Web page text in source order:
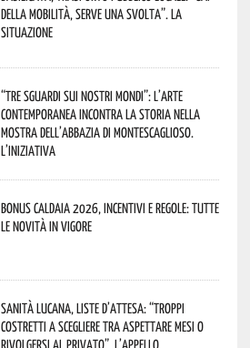
della mobilità, serve una svolta”. La
situazione
“Tre Sguardi sui Nostri Mondi”: l’arte
contemporanea incontra la storia nella
mostra dell’Abbazia di Montescaglioso.
L’iniziativa
Bonus caldaia 2026, incentivi e regole: tutte
le novità in vigore
Sanità lucana, liste d’attesa: “Troppi
costretti a scegliere tra aspettare mesi o
rivolgersi al privato”. L’appello